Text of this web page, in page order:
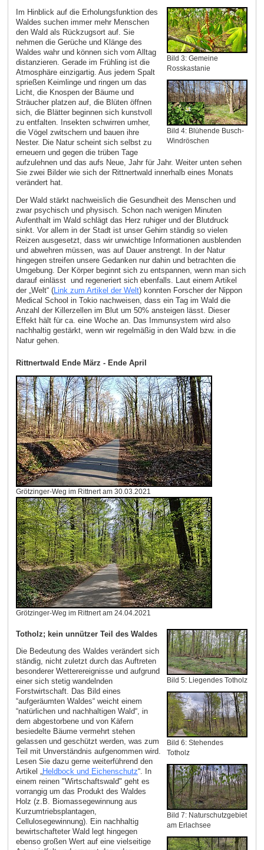
Bild 3: Gemeine
Rosskastanie
Bild 4: Blühende Busch-
Windröschen
Im Hinblick auf die Erholungsfunktion des
Waldes suchen immer mehr Menschen
den Wald als Rückzugsort auf. Sie
nehmen die Gerüche und Klänge des
Waldes wahr und können sich vom Alltag
distanzieren. Gerade im Frühling ist die
Atmosphäre einzigartig. Aus jedem Spalt
sprießen Keimlinge und ringen um das
Licht, die Knospen der Bäume und
Sträucher platzen auf, die Blüten öffnen
sich, die Blätter beginnen sich kunstvoll
zu entfalten. Insekten schwirren umher,
die Vögel zwitschern und bauen ihre
Nester. Die Natur scheint sich selbst zu
erneuern und gegen die trüben Tage
aufzulehnen und das aufs Neue, Jahr für Jahr. Weiter unten sehen
Sie zwei Bilder wie sich der Rittnertwald innerhalb eines Monats
verändert hat.
Der Wald stärkt nachweislich die Gesundheit des Menschen und
zwar psychisch und physisch. Schon nach wenigen Minuten
Aufenthalt im Wald schlägt das Herz ruhiger und der Blutdruck
sinkt. Vor allem in der Stadt ist unser Gehirn ständig so vielen
Reizen ausgesetzt, dass wir unwichtige Informationen ausblenden
und abwehren müssen, was auf Dauer anstrengt. In der Natur
hingegen streifen unsere Gedanken nur dahin und betrachten die
Umgebung. Der Körper beginnt sich zu entspannen, wenn man sich
darauf einlässt und regeneriert sich ebenfalls. Laut einem Artikel
der „Welt“ (Link zum Artikel der Welt) konnten Forscher der Nippon
Medical School in Tokio nachweisen, dass ein Tag im Wald die
Anzahl der Killerzellen im Blut um 50% ansteigen lässt. Dieser
Effekt hält für ca. eine Woche an. Das Immunsystem wird also
nachhaltig gestärkt, wenn wir regelmäßig in den Wald bzw. in die
Natur gehen.
Rittnertwald Ende März - Ende April
Grötzinger-Weg im Rittnert am 30.03.2021
Grötzinger-Weg im Rittnert am 24.04.2021
Bild 5: Liegendes Totholz
Bild 6: Stehendes
Totholz
Bild 7: Naturschutzgebiet
am Erlachsee
Totholz; kein unnützer Teil des Waldes
Die Bedeutung des Waldes verändert sich
ständig, nicht zuletzt durch das Auftreten
besonderer Wetterereignisse und aufgrund
einer sich stetig wandelnden
Forstwirtschaft. Das Bild eines
“aufgeräumten Waldes“ weicht einem
“natürlichen und nachhaltigen Wald“, in
dem abgestorbene und von Käfern
besiedelte Bäume vermehrt stehen
gelassen und geschützt werden, was zum
Teil mit Unverständnis aufgenommen wird.
Lesen Sie dazu gerne weiterführend den
Artikel „Heldbock und Eichenschutz“. In
einem reinen "Wirtschaftswald" geht es
vorrangig um das Produkt des Waldes
Holz (z.B. Biomassegewinnung aus
Kurzumtriebsplantagen,
Cellulosegewinnung). Ein nachhaltig
bewirtschafteter Wald legt hingegen
ebenso großen Wert auf eine vielseitige